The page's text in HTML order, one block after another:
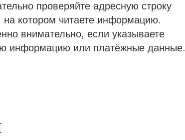
проверяйте адресную строку
на котором читаете информацию.
внимательно, если указываете
информацию или платёжные данные.